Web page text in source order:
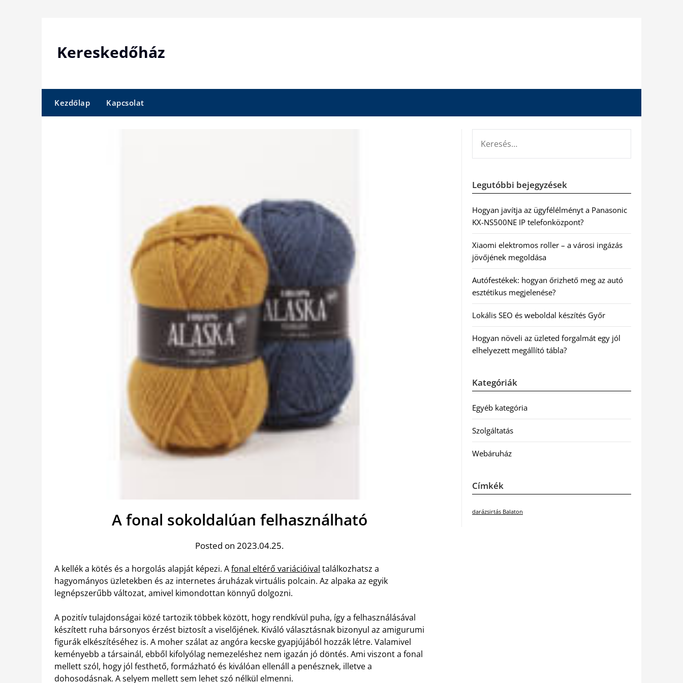
Kereskedőház
Kezdőlap Kapcsolat
A fonal sokoldalúan felhasználható
Posted on 2023.04.25.
A kellék a kötés és a horgolás alapját képezi. Afonal eltérő variációival találkozhatsz a
hagyományos üzletekben és az internetes áruházak virtuális polcain. Az alpaka az egyik
legnépszerűbb változat, amivel kimondottan könnyű dolgozni.
A pozitív tulajdonságai közé tartozik többek között, hogy rendkívül puha, így a felhasználásával
készített ruha bársonyos érzést biztosít a viselőjének. Kiváló választásnak bizonyul az amigurumi
figurák elkészítéséhez is. A moher szálat az angóra kecske gyapjújából hozzák létre. Valamivel
keményebb a társainál, ebből kifolyólag nemezeléshez nem igazán jó döntés. Ami viszont a fonal
mellett szól, hogy jól festhető, formázható és kiválóan ellenáll a penésznek, illetve a
dohosodásnak. A selyem mellett sem lehet szó nélkül elmenni.
Legutóbbi bejegyzések
Hogyan javítja az ügyfélélményt a Panasonic
KX-NS500NE IP telefonközpont?
Xiaomi elektromos roller – a városi ingázás
jövőjének megoldása
Autófestékek: hogyan őrizhető meg az autó
esztétikus megjelenése?
Lokális SEO és weboldal készítés Győr
Hogyan növeli az üzleted forgalmát egy jól
elhelyezett megállító tábla?
Kategóriák
Egyéb kategória
Szolgáltatás
Webáruház
Címkék
darázsirtás Balaton